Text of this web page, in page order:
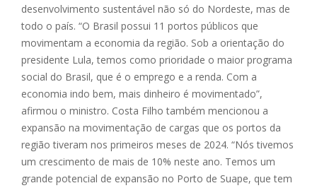
desenvolvimento sustentável não só do Nordeste, mas de
todo o país. “O Brasil possui 11 portos públicos que
movimentam a economia da região. Sob a orientação do
presidente Lula, temos como prioridade o maior programa
social do Brasil, que é o emprego e a renda. Com a
economia indo bem, mais dinheiro é movimentado”,
afirmou o ministro. Costa Filho também mencionou a
expansão na movimentação de cargas que os portos da
região tiveram nos primeiros meses de 2024. “Nós tivemos
um crescimento de mais de 10% neste ano. Temos um
grande potencial de expansão no Porto de Suape, que tem